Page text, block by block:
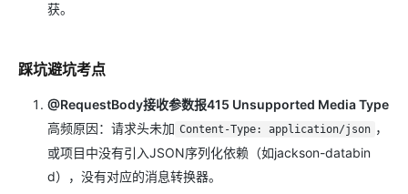
获。
踩坑避坑考点
@RequestBody接收参数报415 Unsupported Media Type
高频原因：请求头未加 Content-Type: application/json ，
或项目中没有引入JSON序列化依赖（如jackson-databin
d），没有对应的消息转换器。